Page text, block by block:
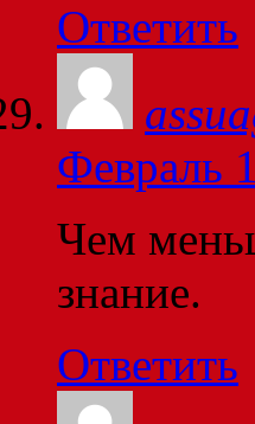
Ответить
Февраль
Чем
знание.
Ответить